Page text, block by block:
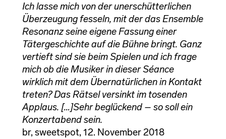
Ich lasse mich von der unerschütterlichen
Überzeugung fesseln, mit der das Ensemble
Resonanz seine eigene Fassung einer
Tätergeschichte auf die Bühne bringt. Ganz
vertieft sind sie beim Spielen und ich frage
mich ob die Musiker in dieser Séance
wirklich mit dem Übernatürlichen in Kontakt
treten? Das Rätsel versinkt im tosenden
Applaus. […]Sehr beglückend – so soll ein
Konzertabend sein.
br, sweetspot, 12. November 2018